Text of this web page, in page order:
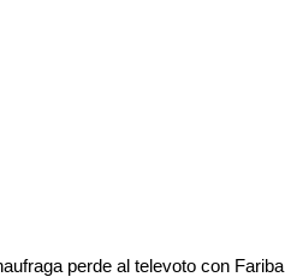
perde al televoto con